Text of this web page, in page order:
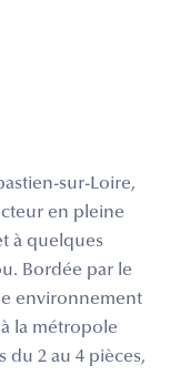
sur-Loire,
en pleine
à quelques
Bordée par le
environnement
la métropole
du 2 au 4 pièces,